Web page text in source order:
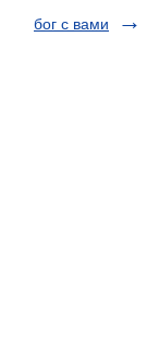
бог с вами